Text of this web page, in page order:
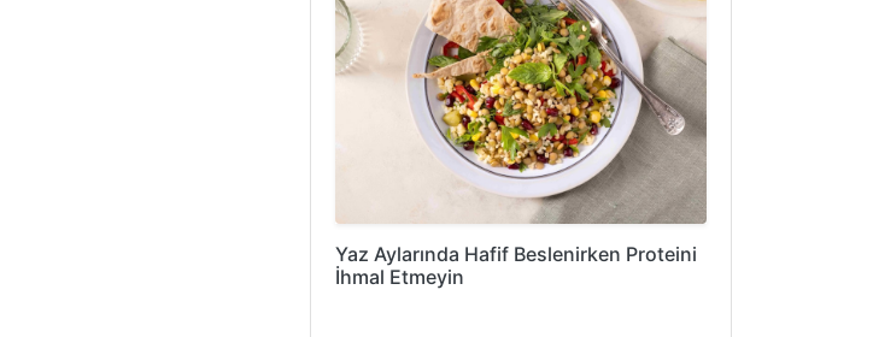
Yaz Aylarında Hafif Beslenirken Proteini
İhmal Etmeyin